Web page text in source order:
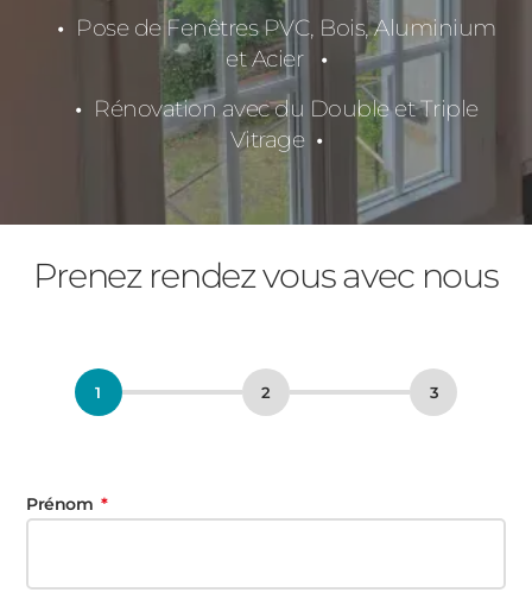
Pose de Fenêtres PVC, Bois, Aluminium
et Acier
Rénovation avec du Double et Triple
Vitrage
Prenez rendez vous avec nous
Prénom